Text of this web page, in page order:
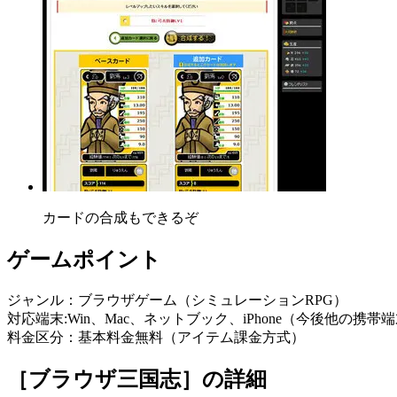
カードの合成もできるぞ
ゲームポイント
ジャンル：ブラウザゲーム（シミュレーションRPG）
対応端末:Win、Mac、ネットブック、iPhone（今後他の携帯端
料金区分：基本料金無料（アイテム課金方式）
［ブラウザ三国志］ の詳細